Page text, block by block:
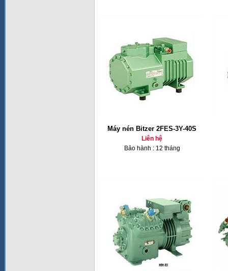
Máy nén Bitzer 2FES-3Y-40S
Liên hệ
Bảo hành : 12 tháng